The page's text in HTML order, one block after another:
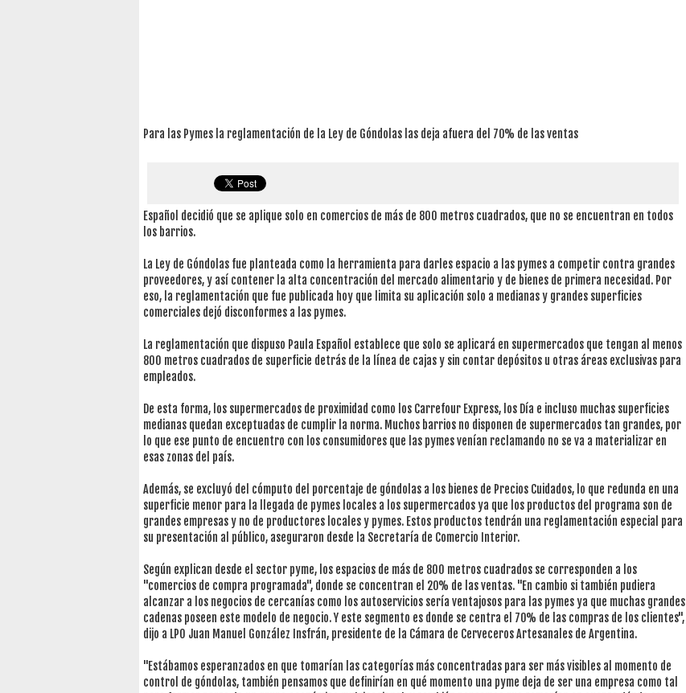
Para las Pymes la reglamentación de la Ley de Góndolas las deja afuera del 70% de las ventas
Español decidió que se aplique solo en comercios de más de 800 metros cuadrados, que no se encuentran en todos
los barrios.
La Ley de Góndolas fue planteada como la herramienta para darles espacio a las pymes a competir contra grandes
proveedores, y así contener la alta concentración del mercado alimentario y de bienes de primera necesidad. Por
eso, la reglamentación que fue publicada hoy que limita su aplicación solo a medianas y grandes superficies
comerciales dejó disconformes a las pymes.
La reglamentación que dispuso Paula Español establece que solo se aplicará en supermercados que tengan al menos
800 metros cuadrados de superficie detrás de la línea de cajas y sin contar depósitos u otras áreas exclusivas para
empleados.
De esta forma, los supermercados de proximidad como los Carrefour Express, los Día e incluso muchas superficies
medianas quedan exceptuadas de cumplir la norma. Muchos barrios no disponen de supermercados tan grandes, por
lo que ese punto de encuentro con los consumidores que las pymes venían reclamando no se va a materializar en
esas zonas del país.
Además, se excluyó del cómputo del porcentaje de góndolas a los bienes de Precios Cuidados, lo que redunda en una
superficie menor para la llegada de pymes locales a los supermercados ya que los productos del programa son de
grandes empresas y no de productores locales y pymes. Estos productos tendrán una reglamentación especial para
su presentación al público, aseguraron desde la Secretaría de Comercio Interior.
Según explican desde el sector pyme, los espacios de más de 800 metros cuadrados se corresponden a los
"comercios de compra programada", donde se concentran el 20% de las ventas. "En cambio si también pudiera
alcanzar a los negocios de cercanías como los autoservicios sería ventajosos para las pymes ya que muchas grandes
cadenas poseen este modelo de negocio. Y este segmento es donde se centra el 70% de las compras de los clientes",
dijo a LPO Juan Manuel González Insfrán, presidente de la Cámara de Cerveceros Artesanales de Argentina.
"Estábamos esperanzados en que tomarían las categorías más concentradas para ser más visibles al momento de
control de góndolas, también pensamos que definirían en qué momento una pyme deja de ser una empresa como tal